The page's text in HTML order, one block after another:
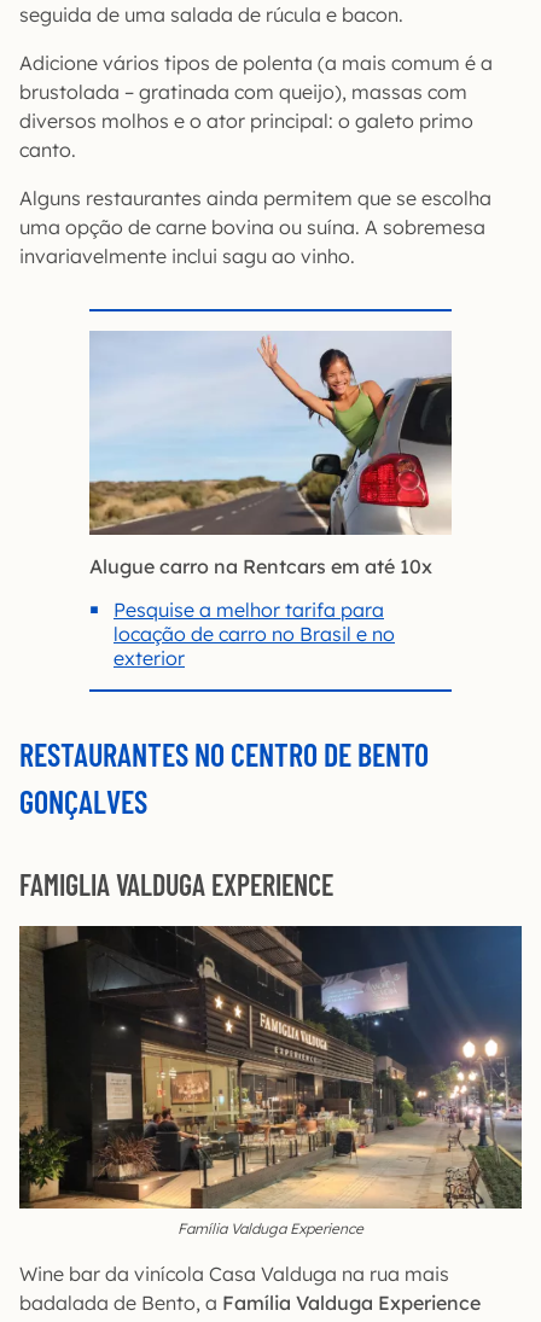
seguida de uma salada de rúcula e bacon.
Adicione vários tipos de polenta (a mais comum é a
brustolada – gratinada com queijo), massas com
diversos molhos e o ator principal: o galeto primo
canto.
Alguns restaurantes ainda permitem que se escolha
uma opção de carne bovina ou suína. A sobremesa
invariavelmente inclui sagu ao vinho.
Alugue carro na Rentcars em até 10x
Pesquise a melhor tarifa para
locação de carro no Brasil e no
exterior
RESTAURANTES NO CENTRO DE BENTO
GONÇALVES
FAMIGLIA VALDUGA EXPERIENCE
Família Valduga Experience
Wine bar da vinícola Casa Valduga na rua mais
badalada de Bento, a Família Valduga Experience